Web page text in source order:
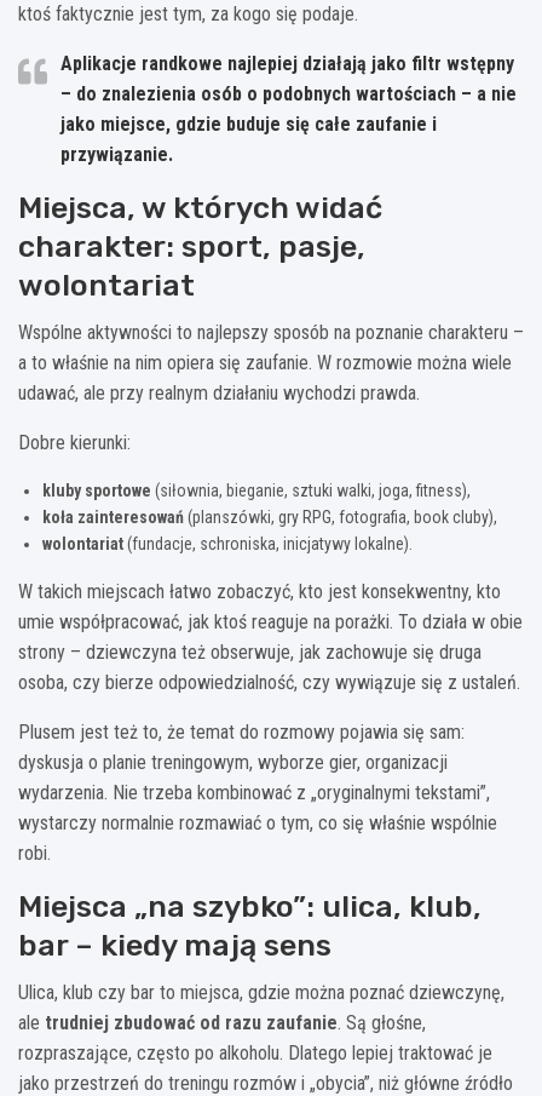
ktoś faktycznie jest tym, za kogo się podaje.
Aplikacje randkowe najlepiej działają jako filtr wstępny
– do znalezienia osób o podobnych wartościach – a nie
jako miejsce, gdzie buduje się całe zaufanie i
przywiązanie.
Miejsca, w których widać
charakter: sport, pasje,
wolontariat
Wspólne aktywności to najlepszy sposób na poznanie charakteru –
a to właśnie na nim opiera się zaufanie. W rozmowie można wiele
udawać, ale przy realnym działaniu wychodzi prawda.
Dobre kierunki:
kluby sportowe (siłownia, bieganie, sztuki walki, joga, fitness),
koła zainteresowań(planszówki, gry RPG, fotografia, book cluby),
wolontariat(fundacje, schroniska, inicjatywy lokalne).
W takich miejscach łatwo zobaczyć, kto jest konsekwentny, kto
umie współpracować, jak ktoś reaguje na porażki. To działa w obie
strony – dziewczyna też obserwuje, jak zachowuje się druga
osoba, czy bierze odpowiedzialność, czy wywiązuje się z ustaleń.
Plusem jest też to, że temat do rozmowy pojawia się sam:
dyskusja o planie treningowym, wyborze gier, organizacji
wydarzenia. Nie trzeba kombinować z „oryginalnymi tekstami”,
wystarczy normalnie rozmawiać o tym, co się właśnie wspólnie
robi.
Miejsca „na szybko”: ulica, klub,
bar – kiedy mają sens
Ulica, klub czy bar to miejsca, gdzie można poznać dziewczynę,
ale trudniej zbudować od razu zaufanie. Są głośne,
rozpraszające, często po alkoholu. Dlatego lepiej traktować je
jako przestrzeń do treningu rozmów i „obycia”, niż główne źródło